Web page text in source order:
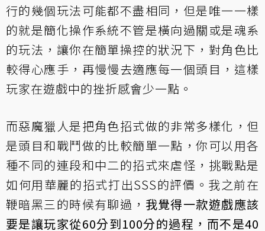
行的幾個玩法可能都不盡相同，但是唯一一樣
的就是簡化操作系統不管是橫向過關或是魂系
的玩法，讓你在簡單操控的狀況下，對角色比
較得心應手，再慢慢去適應每一個頭目，這樣
玩家在遊戲中的挫折感會少一點。
而惡魔獵人是把角色招式做的非常多樣化，但
是頭目和戰鬥做的比較簡單一點，你可以用各
種不同的連段和中二的招式來虐怪，挑戰點是
如何用華麗的招式打出SSS的評價。我之前在
鞭暗黑三的時候有聊過， 我覺得一款遊戲應該
要是讓玩家從60分到100分的過程，而不是40